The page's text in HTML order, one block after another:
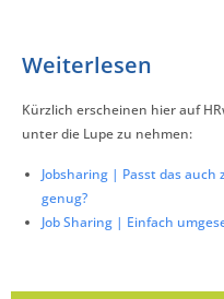
Weiterlesen
Kürzlich erscheinen hier auf
unter die Lupe zu nehmen:
Jobsharing | Passt das
genug?
Job Sharing | Einfach